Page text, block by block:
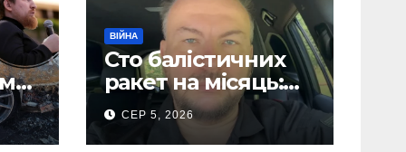
ВІЙНА
Сто балістичних
ракет на місяць:
Сергій “Флеш”
закликав українців
СЕР 5, 2026